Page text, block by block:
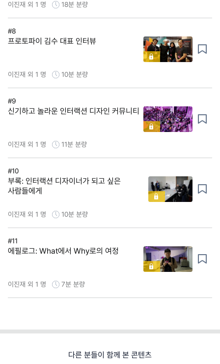
이진재 외 1 명 18분 분량
#8
프로토파이 김수 대표 인터뷰
이진재 외 1 명 10분 분량
#9
신기하고 놀라운 인터랙션 디자인 커뮤니티
이진재 외 1 명 11분 분량
#10
부록: 인터랙션 디자이너가 되고 싶은
사람들에게
이진재 외 1 명 10분 분량
#11
에필로그: What에서 Why로의 여정
이진재 외 1 명 7분 분량
다른 분들이 함께 본 콘텐츠